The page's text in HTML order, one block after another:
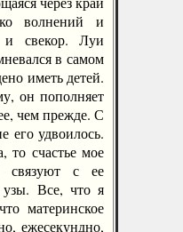
волнений и
свекор. Луи
в самом
иметь детей.
он пополняет
чем прежде. С
его удвоилось.
то счастье мое
связуют с ее
Все, что я
материнское
ежесекундно,